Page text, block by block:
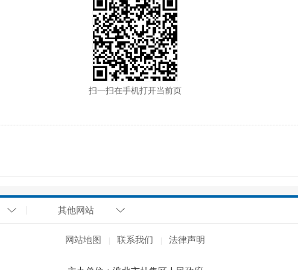
扫一扫在手机打开当前页
其他网站
网站地图 联系我们 法律声明